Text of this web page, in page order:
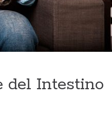
del Intestino